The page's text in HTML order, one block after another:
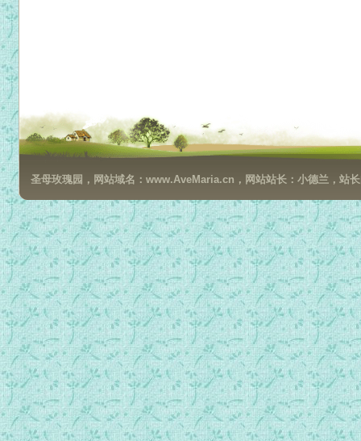
025 耶和华是我的牧者.mp3
026 流通管子.mp3
027 祂藏我灵.mp3
028 我宁愿有耶穌.mp3
029 更愛我主.mp3
030 你的光当照耀.mp3
圣母玫瑰园，网站域名：www.AveMaria.cn，网站站长：小德兰，